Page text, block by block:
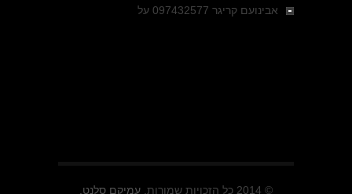
אבינועם קריגר 097432577 על
© 2014 כל הזכויות שמורות. עמיקם סלנט.